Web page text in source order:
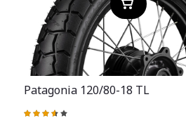
Patagonia 120/80-18 TL
Valoración: